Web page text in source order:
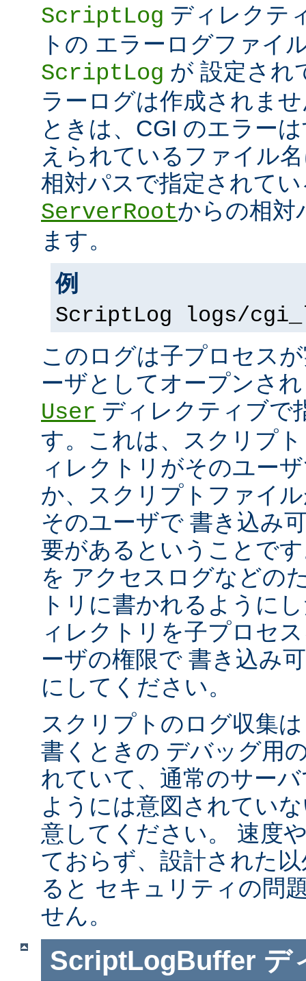
ScriptLog ディレクテ
トの エラーログファイ
ScriptLog が 設定され
ラーログは作成されま
ときは、CGI のエラー
えられているファイル
相対パスで指定されて
ServerRootからの相対
ます。
例
ScriptLog logs/
このログは子プロセス
ーザとしてオープンさ
User ディレクティブで
す。これは、スクリプ
ィレクトリがそのユー
か、スクリプトファイ
そのユーザで 書き込み
要があるということで
を アクセスログなどの
トリに書かれるように
ィレクトリを子プロセ
ーザの権限で 書き込み
にしてください。
スクリプトのログ収集
書くときの デバッグ用
れていて、通常のサー
ようには意図されてい
意してください。 速度
ておらず、設計された
ると セキュリティの問
せん。
ScriptLogBuffer デ